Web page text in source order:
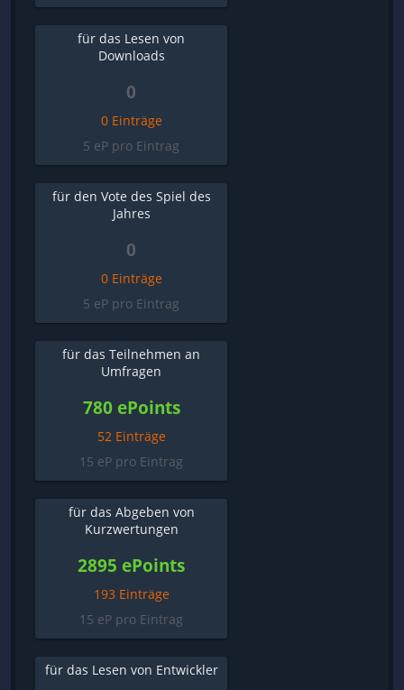
für das Lesen von
Downloads
0
0 Einträge
5 eP pro Eintrag
für den Vote des Spiel des
Jahres
0
0 Einträge
5 eP pro Eintrag
für das Teilnehmen an
Umfragen
780 ePoints
52 Einträge
15 eP pro Eintrag
für das Abgeben von
Kurzwertungen
2895 ePoints
193 Einträge
15 eP pro Eintrag
für das Lesen von Entwickler